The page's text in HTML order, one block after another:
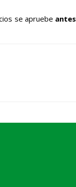
se apruebe antes